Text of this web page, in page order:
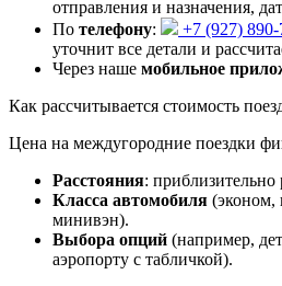
отправления и назначения,
По телефону: +7 (927)
уточнит все детали и
Через наше мобильное
Как рассчитывается стоимость
Цена на междугородние поездки
Расстояния: приблизительно
Класса автомобиля (эконом,
минивэн).
Выбора опций (например,
аэропорту с табличкой).